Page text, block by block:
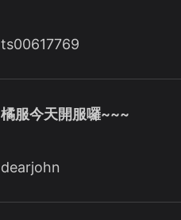
ts00617769
橘服今天開服囉~~~
dearjohn